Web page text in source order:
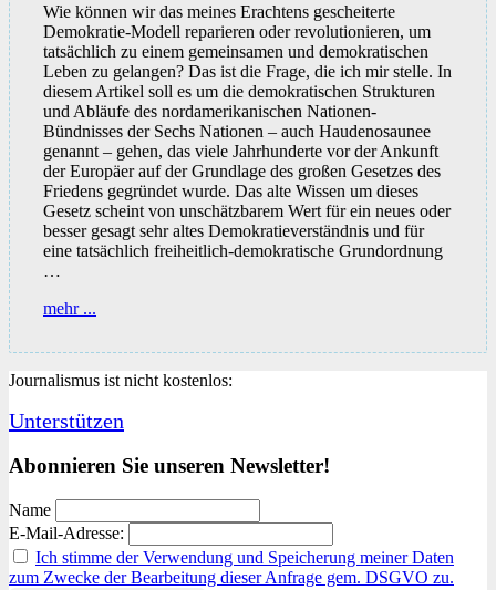
Wie können wir das meines Erachtens gescheiterte
Demokratie-Modell reparieren oder revolutionieren, um
tatsächlich zu einem gemeinsamen und demokratischen
Leben zu gelangen? Das ist die Frage, die ich mir stelle. In
diesem Artikel soll es um die demokratischen Strukturen
und Abläufe des nordamerikanischen Nationen-
Bündnisses der Sechs Nationen – auch Haudenosaunee
genannt – gehen, das viele Jahrhunderte vor der Ankunft
der Europäer auf der Grundlage des großen Gesetzes des
Friedens gegründet wurde. Das alte Wissen um dieses
Gesetz scheint von unschätzbarem Wert für ein neues oder
besser gesagt sehr altes Demokratieverständnis und für
eine tatsächlich freiheitlich-demokratische Grundordnung
…
mehr ...
Friedens
Journalismus ist nicht kostenlos:
Unterstützen
Abonnieren Sie unseren Newsletter!
Name
E-Mail-Adresse:
Ich stimme der Verwendung und Speicherung meiner Daten
zum Zwecke der Bearbeitung dieser Anfrage gem. DSGVO zu.